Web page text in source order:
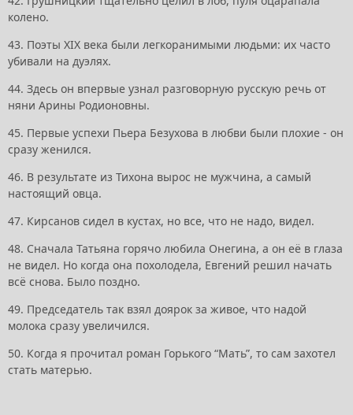
колено.
43. Поэты XIX века были легкоранимыми людьми: их часто
убивали на дуэлях.
44. Здесь он впервые узнал разговорную русскую речь от
няни Арины Родионовны.
45. Первые успехи Пьера Безухова в любви были плохие - он
сразу женился.
46. В результате из Тихона вырос не мужчина, а самый
настоящий овца.
47. Кирсанов сидел в кустах, но все, что не надо, видел.
48. Сначала Татьяна горячо любила Онегина, а он её в глаза
не видел. Hо когда она похолодела, Евгений решил начать
всё снова. Было поздно.
49. Председатель так взял доярок за живое, что надой
молока сразу увеличился.
50. Когда я прочитал роман Горького “Мать”, то сам захотел
стать матерью.